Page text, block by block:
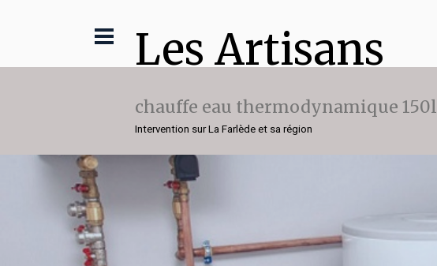
Les Artisans
chauffe eau thermodynamique 150l
Intervention sur La Farlède et sa région